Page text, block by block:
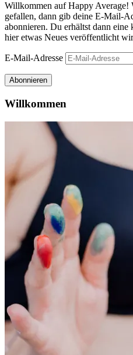
Willkommen auf Happy Average!
gefallen, dann gib deine E-Mail-
abonnieren. Du erhältst dann
hier etwas Neues veröffentlicht
E-Mail-Adresse
Abonnieren
Willkommen